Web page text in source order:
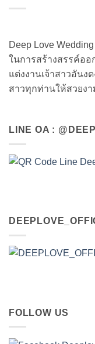
Deep Love
ในการสร้างสรรค์อ
แต่งงานเจ้าสาวอันง
สาวทุกท่านให้สวยง
LINE OA :
FOLLOW US